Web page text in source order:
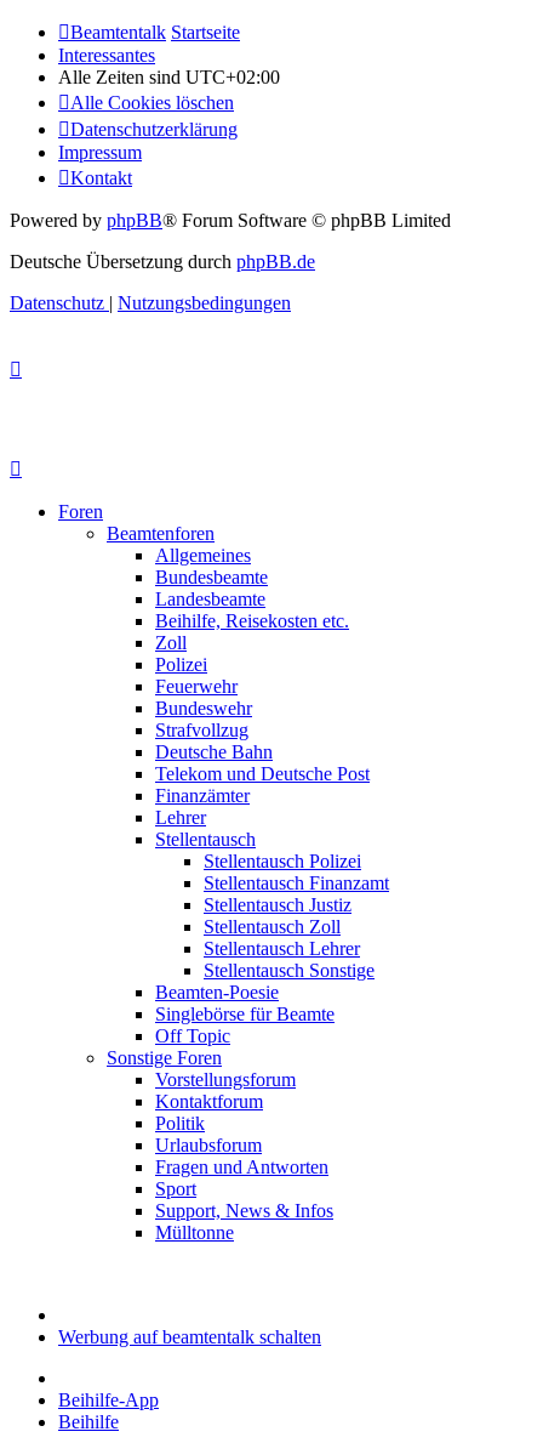
Beamtentalk Startseite
Interessantes
Alle Zeiten sind UTC+02:00
Alle Cookies löschen
Datenschutzerklärung
Impressum
Kontakt
Powered by phpBB® Forum Software © phpBB Limited
Deutsche Übersetzung durch phpBB.de
Datenschutz | Nutzungsbedingungen
Foren
Beamtenforen
Allgemeines
Bundesbeamte
Landesbeamte
Beihilfe, Reisekosten etc.
Zoll
Polizei
Feuerwehr
Bundeswehr
Strafvollzug
Deutsche Bahn
Telekom und Deutsche Post
Finanzämter
Lehrer
Stellentausch
Stellentausch Polizei
Stellentausch Finanzamt
Stellentausch Justiz
Stellentausch Zoll
Stellentausch Lehrer
Stellentausch Sonstige
Beamten-Poesie
Singlebörse für Beamte
Off Topic
Sonstige Foren
Vorstellungsforum
Kontaktforum
Politik
Urlaubsforum
Fragen und Antworten
Sport
Support, News & Infos
Mülltonne
Werbung auf beamtentalk schalten
Beihilfe-App
Beihilfe